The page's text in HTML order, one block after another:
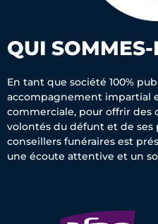
QUI
En tant que société 100%
accompagnement impartial
commerciale, pour offrir des
volontés du défunt et de ses
conseillers funéraires est
une écoute attentive et un